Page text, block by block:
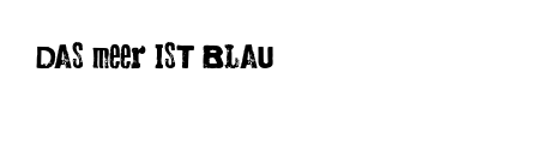
DAS meer IST BLAU